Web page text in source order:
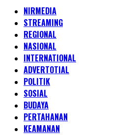
NIRMEDIA
STREAMING
REGIONAL
NASIONAL
INTERNATIONAL
ADVERTOTIAL
POLITIK
SOSIAL
BUDAYA
PERTAHANAN
KEAMANAN